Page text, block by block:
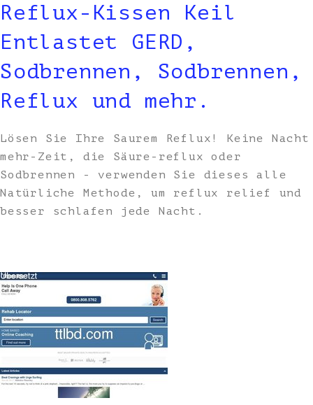
Reflux-Kissen Keil
Entlastet GERD,
Sodbrennen, Sodbrennen,
Reflux und mehr.
Lösen Sie Ihre Saurem Reflux! Keine Nacht
mehr-Zeit, die Säure-reflux oder
Sodbrennen - verwenden Sie dieses alle
Natürliche Methode, um reflux relief und
besser schlafen jede Nacht.